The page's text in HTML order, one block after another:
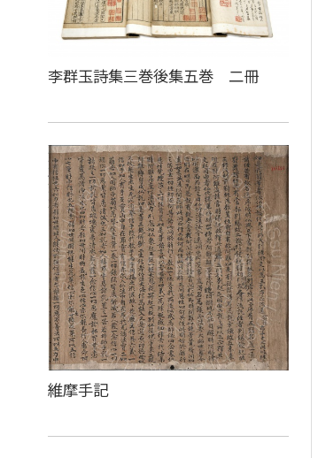
李群玉詩集三巻後集五巻 二冊
維摩手記